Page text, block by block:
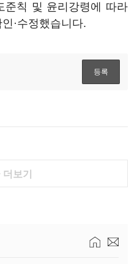
준칙 및 윤리강령에 따라
·수정했습니다.
더보기